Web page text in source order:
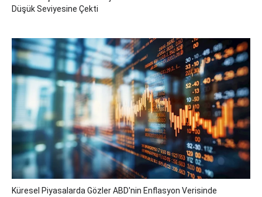
Düşük Seviyesine Çekti
Küresel Piyasalarda Gözler ABD'nin Enflasyon Verisinde